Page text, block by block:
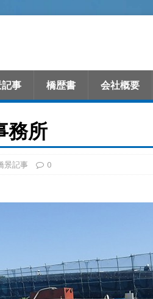
事 橋歴書 会社概要
務所
景記事 0